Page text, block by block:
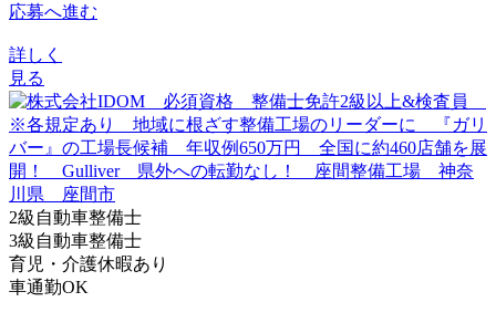
応募へ進む
詳しく
見る
2級自動車整備士
3級自動車整備士
育児・介護休暇あり
車通勤OK